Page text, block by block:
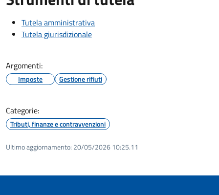
Tutela amministrativa
Tutela giurisdizionale
Argomenti:
Imposte Gestione rifiuti
Categorie:
Tributi, finanze e contravvenzioni
Ultimo aggiornamento: 20/05/2026 10:25.11